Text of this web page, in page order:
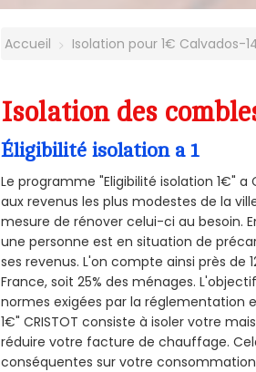
Accueil Isolation pour 1€ Calvados-
Isolation des
Éligibilité isolation a 1
Le programme "Eligibilité isolation 1€"
aux revenus les plus modestes de la
mesure de rénover celui-ci au besoin.
une personne est en situation de
ses revenus. L'on compte ainsi près
France, soit 25% des ménages.
normes exigées par la réglementation
1€" CRISTOT consiste à isoler votre
réduire votre facture de chauffage.
conséquentes sur votre